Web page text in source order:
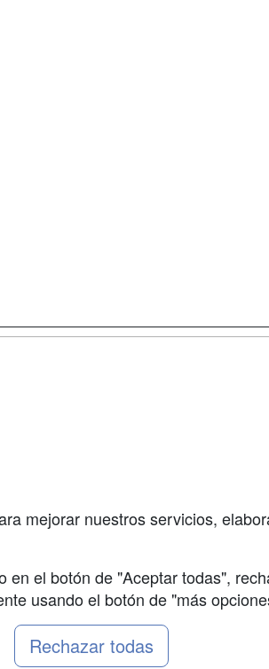
mejorar nuestros servicios,
en el botón de "Aceptar todas",
usando el botón de "más
Rechazar todas